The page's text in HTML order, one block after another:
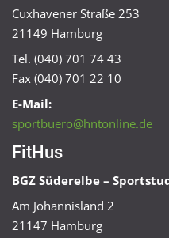
Cuxhavener Straße 253
21149 Hamburg
Tel. (040) 701 74 43
Fax (040) 701 22 10
E-Mail:
sportbuero@hntonline.de
FitHus
BGZ Süderelbe –
Am Johannisland 2
21147 Hamburg